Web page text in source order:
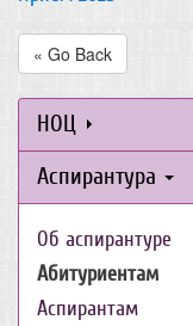
« Go Back
НОЦ
Аспирантура
Об аспирантуре
Абитуриентам
Аспирантам